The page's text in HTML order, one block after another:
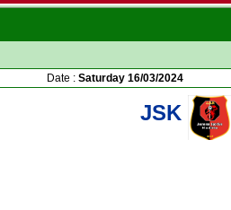
Date : Saturday 16/03/2024
JSK